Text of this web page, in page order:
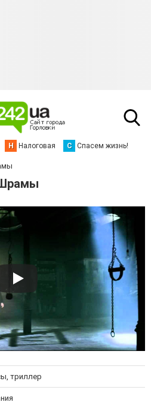
Н Налоговая С Спасем жизнь!
триллер